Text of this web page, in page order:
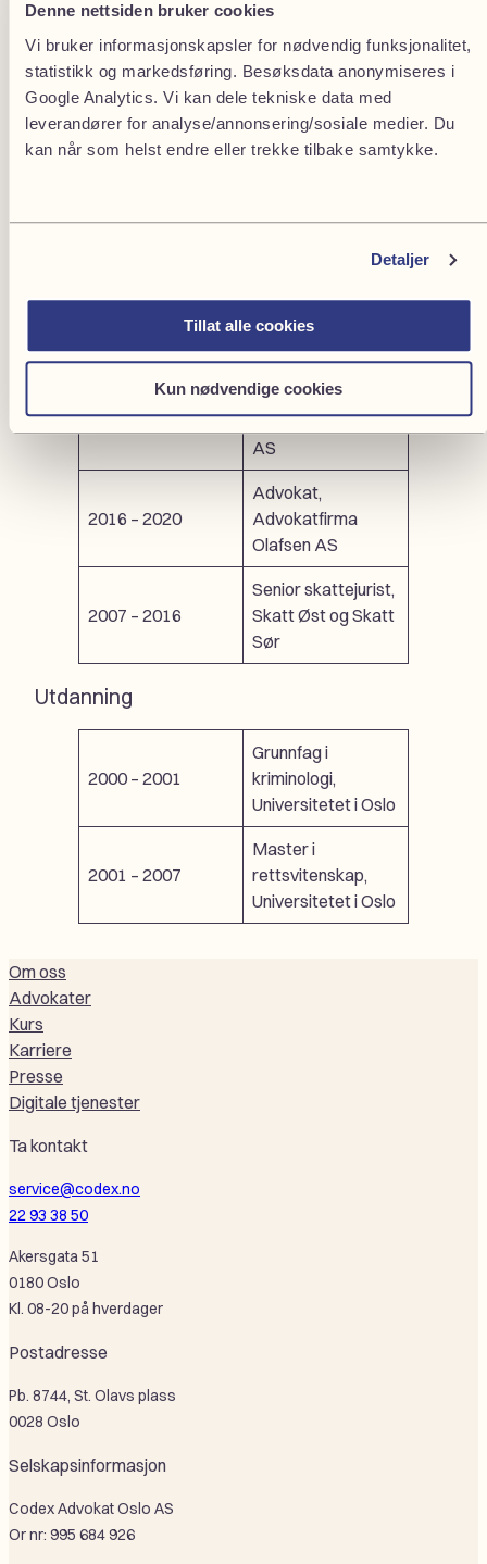
Denne nettsiden bruker cookies
Vi bruker informasjonskapsler for nødvendig funksjonalitet,
statistikk og markedsføring. Besøksdata anonymiseres i
Google Analytics. Vi kan dele tekniske data med
leverandører for analyse/annonsering/sosiale medier. Du
kan når som helst endre eller trekke tilbake samtykke.
Detaljer
Tillat alle cookies
Kun nødvendige cookies
Lene bistår også avdeling for familierett og arv med
barnefordelingssaker.
Lene har bred erfaring med forhandlinger,
forhandlingsprosesser og avtaleinngåelser, samt
prosedyre for tingrett og lagmannsrett.
Oslo AS
2020 – 2024
Assosiert partner,
Fullford Pettersen
& Co Advokatfirma
AS
2016 – 2020
Advokat,
Advokatfirma
Olafsen AS
2007 – 2016
Senior skattejurist,
Skatt Øst og Skatt
Sør
Utdanning
2000 – 2001
Grunnfag i
kriminologi,
Universitetet i Oslo
2001 – 2007
Master i
rettsvitenskap,
Universitetet i Oslo
Ta kontakt
service@codex.no
22 93 38 50
Akersgata 51
0180 Oslo
Kl. 08-20 på hverdager
Postadresse
Pb. 8744, St. Olavs plass
0028 Oslo
Selskapsinformasjon
Codex Advokat Oslo AS
Or nr: 995 684 926
Om oss
Advokater
Kurs
Karriere
Presse
Digitale tjenester